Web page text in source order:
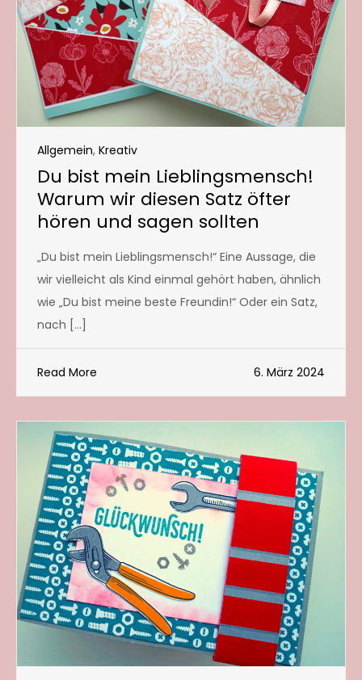
Allgemein, Kreativ
Du bist mein Lieblingsmensch!
Warum wir diesen Satz öfter
hören und sagen sollten
„Du bist mein Lieblingsmensch!“ Eine Aussage, die
wir vielleicht als Kind einmal gehört haben, ähnlich
wie „Du bist meine beste Freundin!“ Oder ein Satz,
nach […]
Read More 6. März 2024